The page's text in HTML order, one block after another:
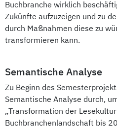
Buchbranche wirklich
Zukünfte aufzuzeigen und zu
durch Maßnahmen diese zu
transformieren kann.
Semantische Analyse
Zu Beginn des
Semantische Analyse durch,
„Transformation der
Buchbranchenlandschaft bis